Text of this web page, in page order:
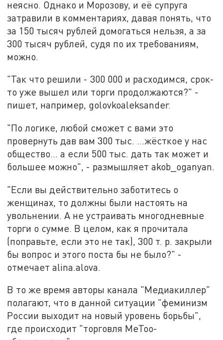
неясно. Однако и Морозову, и её супруга
затравили в комментариях, давая понять, что
за 150 тысяч рублей домогаться нельзя, а за
300 тысяч рублей, судя по их требованиям,
можно.
"Так что решили - 300 000 и расходимся, срок-
то уже вышел или торги продолжаются?" -
пишет, например, golovkoaleksander.
"По логике, любой сможет с вами это
провернуть дав вам 300 тыс. ...жёсткое у нас
общество... а если 500 тыс. дать так может и
большее можно", - размышляет akob_oganyan.
"Если вы действительно заботитесь о
женщинах, то должны были настоять на
увольнении. А не устраивать многодневные
торги о сумме. В целом, как я прочитала
(поправьте, если это не так), 300 т. р. закрыли
бы вопрос и этого поста бы не было?" -
отмечает alina.alova.
В то же время авторы канала "Медиакиллер"
полагают, что в данной ситуации "феминизм
России выходит на новый уровень борьбы",
где происходит "торговля MeToo-